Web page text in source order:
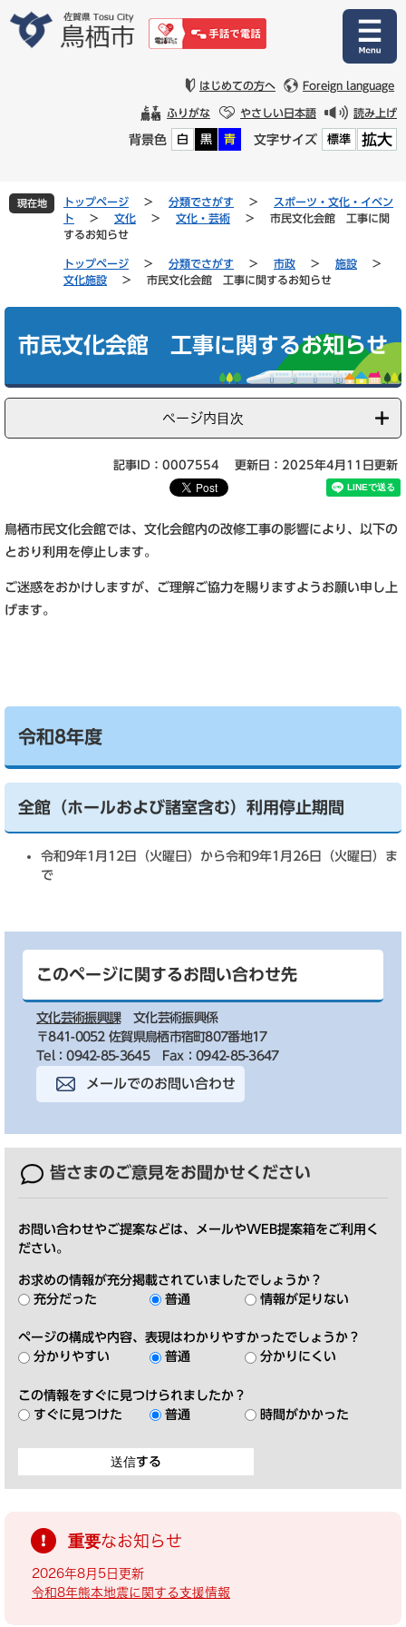
文
はじめての方へ Foreign language
ふりがな やさしい日本語 読み上げ
背景色 白 黒 青 文字サイズ 標準 拡大
現在地 トップページ > 分類でさがす >
スポーツ・文化・イベン
ト
> 文化 > 文化・芸術 >
市民文化会館 工事に関
するお知らせ
トップページ > 分類でさがす > 市政 > 施設
>
文化施設
> 市民文化会館 工事に関するお知らせ
市民文化会館 工事に関するお知らせ
ページ内目次
記事ID：0007554 更新日：2025年4月11日更新
鳥栖市民文化会館では、文化会館内の改修工事の影響により、以下の
とおり利用を停止します。
ご迷惑をおかけしますが、ご理解ご協力を賜りますようお願い申し上
げます。
令和8年度
全館（ホールおよび諸室含む）利用停止期間
令和9年1月12日（火曜日）から令和9年1月26日（火曜日）ま
で
このページに関するお問い合わせ先
文化芸術振興課
文化芸術振興係
〒841-0052 佐賀県鳥栖市宿町807番地17
Tel：0942-85-3645
Fax：0942-85-3647
メールでのお問い合わせ
皆さまのご意見をお聞かせください
お問い合わせやご提案などは、メールやWEB提案箱をご利用く
ださい。
お求めの情報が充分掲載されていましたでしょうか？
充分だった
普通 情報が足りない
ページの構成や内容、表現はわかりやすかったでしょうか？
分かりやすい
普通 分かりにくい
この情報をすぐに見つけられましたか？
すぐに見つけた
普通 時間がかかった
重要なお知らせ
2026年8月5日更新
令和8年熊本地震に関する支援情報